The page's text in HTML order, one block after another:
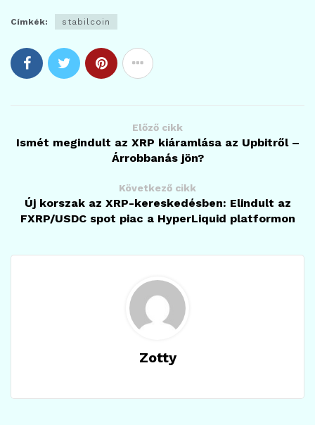
Címkék: stabilcoin
Előző cikk
Ismét megindult az XRP kiáramlása az Upbitről –
Árrobbanás jön?
Következő cikk
Új korszak az XRP-kereskedésben: Elindult az
FXRP/USDC spot piac a HyperLiquid platformon
Zotty